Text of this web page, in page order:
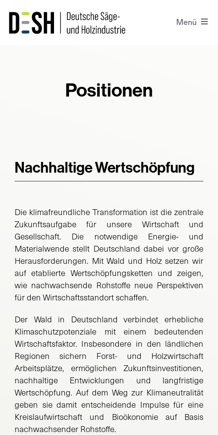
Inhalt
springen
Menü
Kontakt
Login
Suche
nach:
Positionen
Nachhaltige Wertschöpfung
Die klimafreundliche Transformation ist die zentrale
Zukunftsaufgabe für unsere Wirtschaft und
Gesellschaft. Die notwendige Energie- und
Materialwende stellt Deutschland dabei vor große
Herausforderungen. Mit Wald und Holz setzen wir
auf etablierte Wertschöpfungsketten und zeigen,
wie nachwachsende Rohstoffe neue Perspektiven
für den Wirtschaftsstandort schaffen.
Der Wald in Deutschland verbindet erhebliche
Klimaschutzpotenziale mit einem bedeutenden
Wirtschaftsfaktor. Insbesondere in den ländlichen
Regionen sichern Forst- und Holzwirtschaft
Arbeitsplätze, ermöglichen Zukunftsinvestitionen,
nachhaltige Entwicklungen und langfristige
Wertschöpfung. Auf dem Weg zur Klimaneutralität
geben sie damit entscheidende Impulse für eine
Kreislaufwirtschaft und Bioökonomie auf Basis
nachwachsender Rohstoffe.